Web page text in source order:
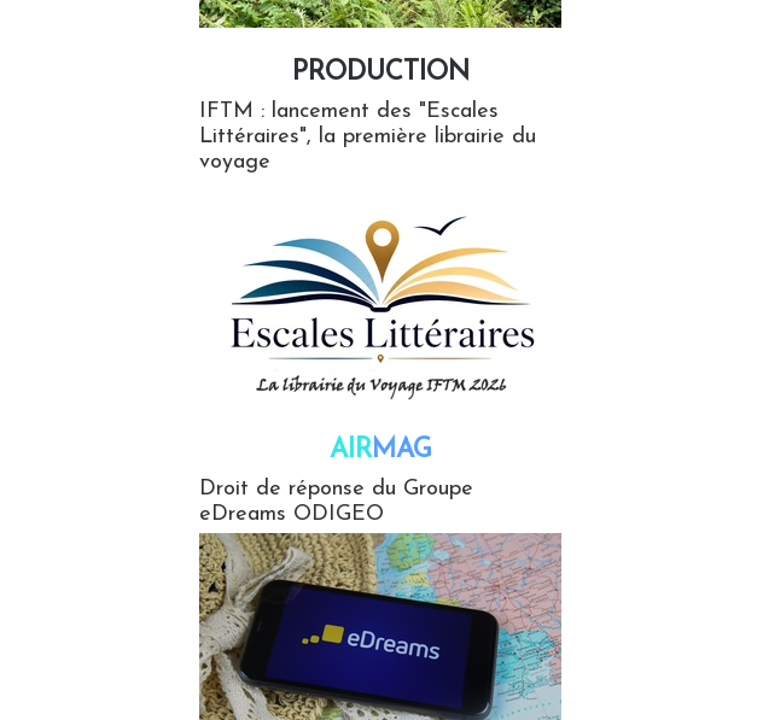
PRODUCTION
IFTM : lancement des "Escales
Littéraires", la première librairie du
voyage
AIRMAG
Droit de réponse du Groupe
eDreams ODIGEO